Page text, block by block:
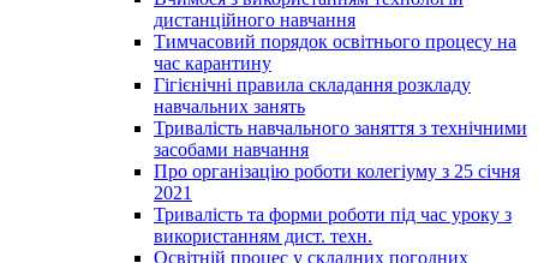
дистанційного навчання
Тимчасовий порядок освітнього процесу на
час карантину
Гігієнічні правила складання розкладу
навчальних занять
Тривалість навчального заняття з технічними
засобами навчання
Про організацію роботи колегіуму з 25 січня
2021
Тривалість та форми роботи під час уроку з
використанням дист. техн.
Освітній процес у складних погодних